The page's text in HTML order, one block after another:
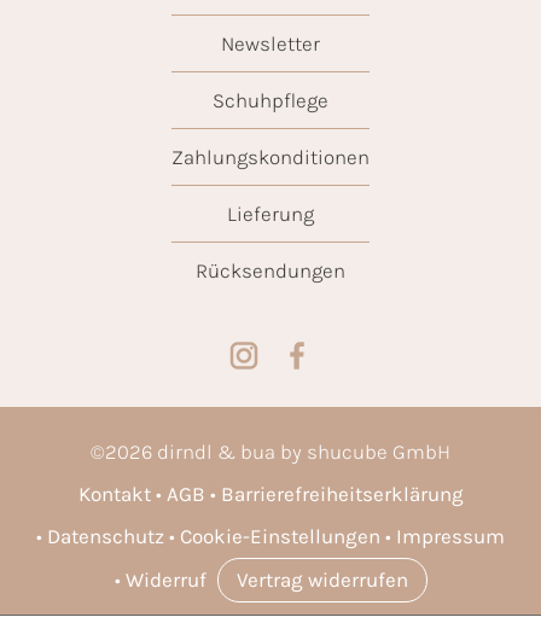
Newsletter
Schuhpflege
Zahlungskonditionen
Lieferung
Rücksendungen
©2026 dirndl & bua by shucube GmbH
Kontakt
AGB
Barrierefreiheitserklärung
Datenschutz
Cookie-Einstellungen
Impressum
Widerruf
Vertrag widerrufen